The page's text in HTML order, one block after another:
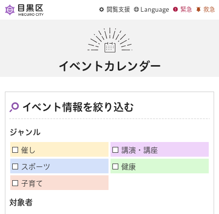
閲覧支援 Language 緊急 救急
イベントカレンダー
イベント情報を絞り込む
ジャンル
催し 講演・講座
スポーツ 健康
子育て
対象者